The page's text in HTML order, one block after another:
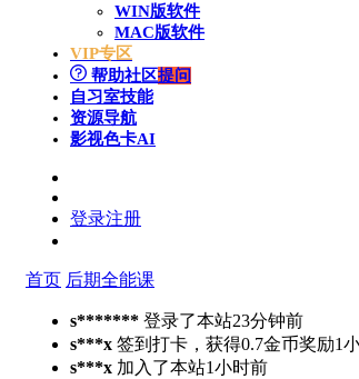
WIN版软件
MAC版软件
VIP专区
帮助社区提问
自习室技能
资源导航
影视色卡AI
登录注册
首页 后期全能课
s******* 登录了本站23分钟前
s***x 签到打卡，获得0.7金币奖励1
s***x 加入了本站1小时前